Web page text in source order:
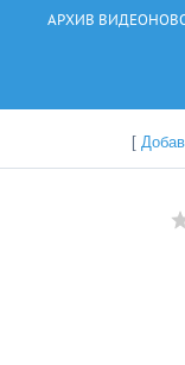
АРХИВ
[